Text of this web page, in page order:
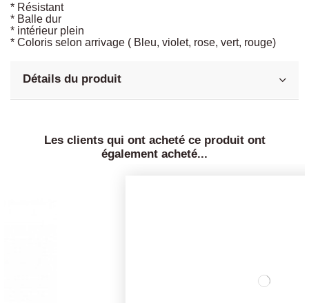
* Résistant
* Balle dur
* intérieur plein
* Coloris selon arrivage ( Bleu, violet, rose, vert, rouge)
Détails du produit
Les clients qui ont acheté ce produit ont
également acheté...